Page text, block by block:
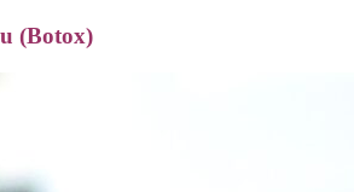
(Botox)